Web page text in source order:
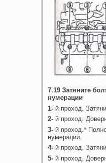
7.19 Затяните
нумерации
1- й проход.
2- й проход.
3- й проход.*
нумерации.
4- й проход.
5- й проход.